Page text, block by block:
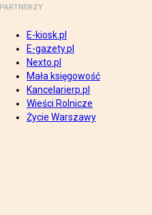
PARTNERZY
E-kiosk.pl
E-gazety.pl
Nexto.pl
Mała księgowość
Kancelarierp.pl
Wieści Rolnicze
Życie Warszawy